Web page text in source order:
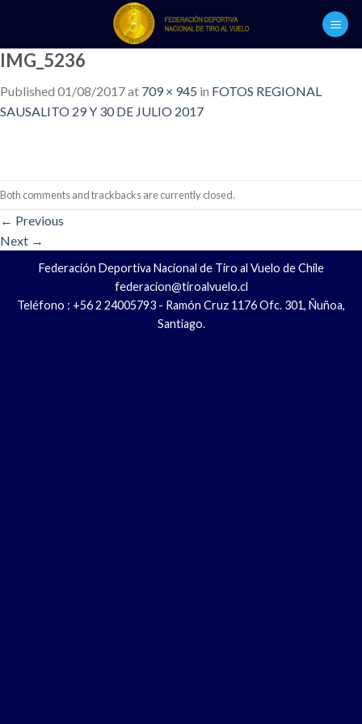
content
IMG_5236
Published 01/08/2017at 709 × 945 in FOTOS REGIONAL
SAUSALITO 29 Y 30 DE JULIO 2017
Both comments and trackbacks are currently closed.
← Previous
Next →
Federación Deportiva Nacional de Tiro al Vuelo de Chile
federacion@tiroalvuelo.cl
Teléfono : +56 2 24005793 - Ramón Cruz 1176 Ofc. 301, Ñuñoa,
Santiago.